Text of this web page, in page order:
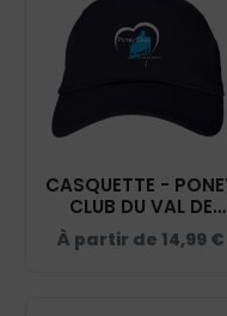
CASQUETTE -
CLUB DU VAL DE
SAÔNE - NAVY -
BF015
À partir de 14,99 €